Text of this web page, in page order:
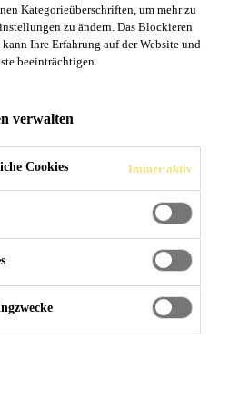
... Trockenklebstoffe
Kategorieüberschriften, um mehr zu
zu ändern. Das Blockieren
Ihre Erfahrung auf der Website und
beeinträchtigen.
verwalten
Cookies Immer aktiv